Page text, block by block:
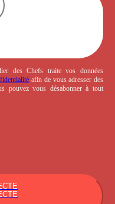
des Chefs traite vos données
afin de vous adresser des
pouvez vous désabonner à tout